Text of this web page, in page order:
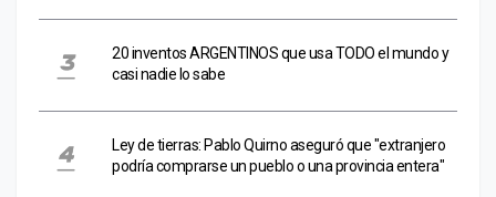
20 inventos ARGENTINOS que usa TODO el mundo y
casi nadie lo sabe
Ley de tierras: Pablo Quirno aseguró que "extranjero
podría comprarse un pueblo o una provincia entera"